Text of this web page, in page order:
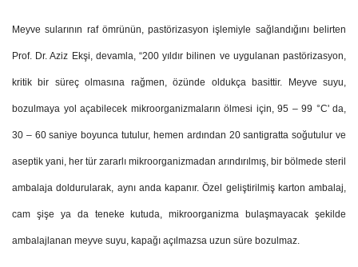
Meyve sularının raf ömrünün, pastörizasyon işlemiyle sağlandığını belirten
Prof. Dr. Aziz Ekşi, devamla, “200 yıldır bilinen ve uygulanan pastörizasyon,
kritik bir süreç olmasına rağmen, özünde oldukça basittir. Meyve suyu,
bozulmaya yol açabilecek mikroorganizmaların ölmesi için, 95 – 99 °C' da,
30 – 60 saniye boyunca tutulur, hemen ardından 20 santigratta soğutulur ve
aseptik yani, her tür zararlı mikroorganizmadan arındırılmış, bir bölmede steril
ambalaja doldurularak, aynı anda kapanır. Özel geliştirilmiş karton ambalaj,
cam şişe ya da teneke kutuda, mikroorganizma bulaşmayacak şekilde
ambalajlanan meyve suyu, kapağı açılmazsa uzun süre bozulmaz.